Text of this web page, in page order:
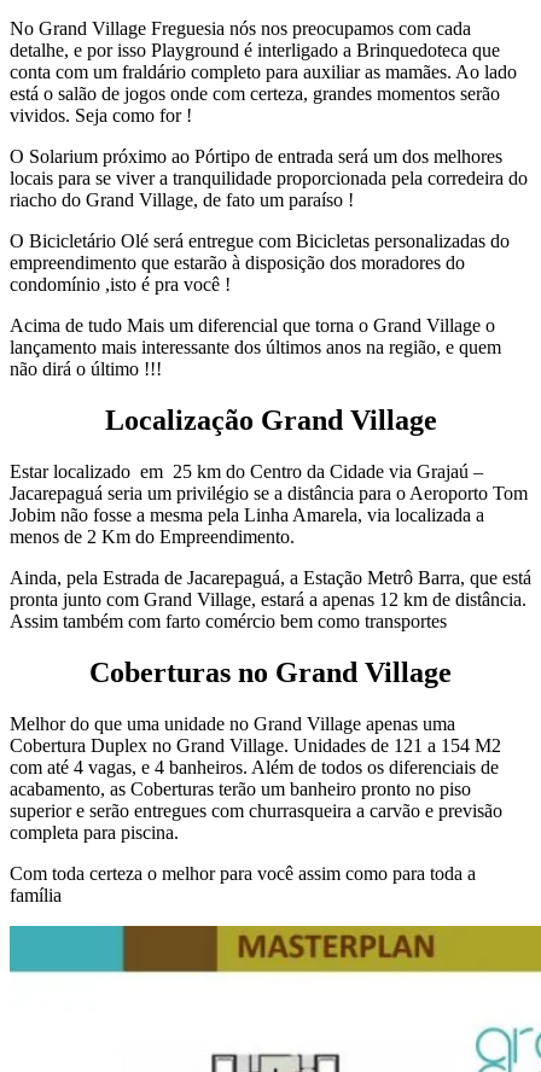
No Grand Village Freguesia nós nos preocupamos com cada
detalhe, e por isso Playground é interligado a Brinquedoteca que
conta com um fraldário completo para auxiliar as mamães. Ao lado
está o salão de jogos onde com certeza, grandes momentos serão
vividos. Seja como for !
O Solarium próximo ao Pórtipo de entrada será um dos melhores
locais para se viver a tranquilidade proporcionada pela corredeira do
riacho do Grand Village, de fato um paraíso !
O Bicicletário Olé será entregue com Bicicletas personalizadas do
empreendimento que estarão à disposição dos moradores do
condomínio ,isto é pra você !
Acima de tudo Mais um diferencial que torna o Grand Village o
lançamento mais interessante dos últimos anos na região, e quem
não dirá o último !!!
Localização Grand Village
Estar localizado em 25 km do Centro da Cidade via Grajaú –
Jacarepaguá seria um privilégio se a distância para o Aeroporto Tom
Jobim não fosse a mesma pela Linha Amarela, via localizada a
menos de 2 Km do Empreendimento.
Ainda, pela Estrada de Jacarepaguá, a Estação Metrô Barra, que está
pronta junto com Grand Village, estará a apenas 12 km de distância.
Assim também com farto comércio bem como transportes
Coberturas no Grand Village
Melhor do que uma unidade no Grand Village apenas uma
Cobertura Duplex no Grand Village. Unidades de 121 a 154 M2
com até 4 vagas, e 4 banheiros. Além de todos os diferenciais de
acabamento, as Coberturas terão um banheiro pronto no piso
superior e serão entregues com churrasqueira a carvão e previsão
completa para piscina.
Com toda certeza o melhor para você assim como para toda a
família